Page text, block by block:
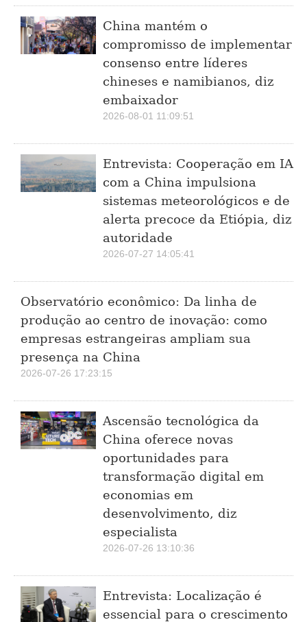
China mantém o
compromisso de implementar
consenso entre líderes
chineses e namibianos, diz
embaixador
2026-08-01 11:09:51
Entrevista: Cooperação em IA
com a China impulsiona
sistemas meteorológicos e de
alerta precoce da Etiópia, diz
autoridade
2026-07-27 14:05:41
Observatório econômico: Da linha de
produção ao centro de inovação: como
empresas estrangeiras ampliam sua
presença na China
2026-07-26 17:23:15
Ascensão tecnológica da
China oferece novas
oportunidades para
transformação digital em
economias em
desenvolvimento, diz
especialista
2026-07-26 13:10:36
Entrevista: Localização é
essencial para o crescimento